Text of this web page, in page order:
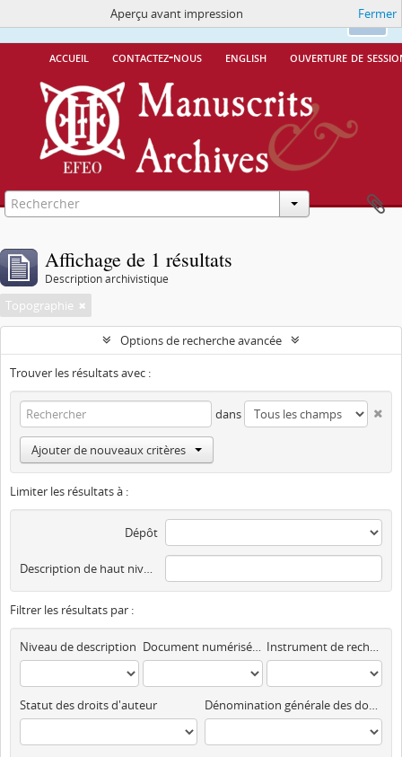
Ok
Ce site utilise des cookiesMore Info.
accueil contactez-nous english ouverture de
Aperçu avant impression Fermer
Affichage de 1 résultats
Description archivistique
Topographie
Options de recherche avancée
Trouver les résultats avec :
dans
Ajouter de nouveaux critères
Limiter les résultats à :
Dépôt
Description de haut niveau
Filtrer les résultats par :
Niveau de description Document numérisé disponible Instrument de recherche
Statut des droits d'auteur Dénomination générale des documents